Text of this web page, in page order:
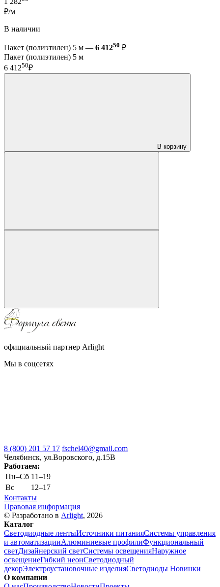
₽/м
В наличии
Пакет (полиэтилен) 5 м — 6 41250 ₽
Пакет (полиэтилен) 5 м
6 41250₽
В корзину
официальный партнер Arlight
Мы в соцсетях
8 (800) 201 57 17 fschel40@gmail.com
Челябинск, ул.Воровского, д.15В
Работаем:
Пн–Cб 11–19
Вс
12–17
Контакты
Правовая информация
© Разработано в Arlight, 2026
Каталог
Светодиодные лентыИсточники питанияСистемы управления
и автоматизацииАлюминиевые профилиФункциональный
светДизайнерский светСистемы освещенияНаружное
освещениеГибкий неонСветодиодный
декорЭлектроустановочные изделияСветодиоды Новинки
О компании